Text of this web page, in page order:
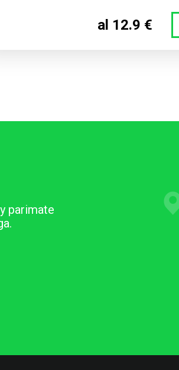
al 12.9 €
parimate